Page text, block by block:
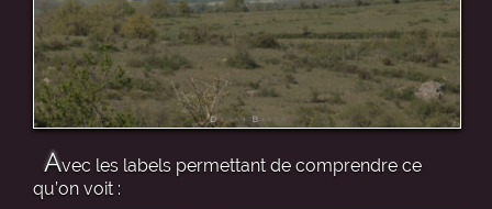
Avec les labels permettant de comprendre ce
qu’on voit :